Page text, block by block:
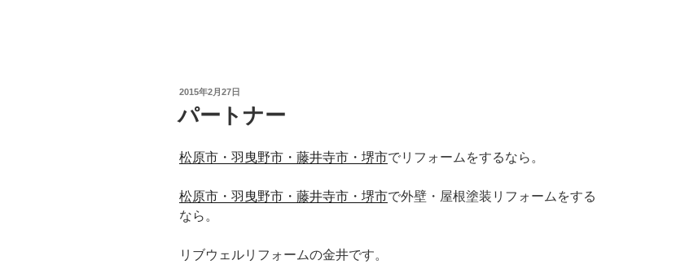
投
日:
2015年2月27日
パートナー
松原市・羽曳野市・藤井寺市・堺市でリフォームをするなら。
松原市・羽曳野市・藤井寺市・堺市で外壁・屋根塗装リフォームをする
なら。
リブウェルリフォームの金井です。